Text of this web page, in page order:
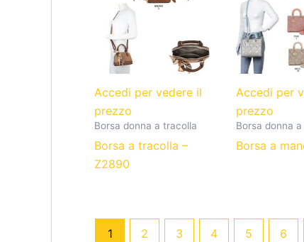
Accedi per vedere il
prezzo
Borsa donna a tracolla
Borsa a tracolla –
Z2890
Accedi per
prezzo
Borsa donna
Borsa a
1 2 3 4 5 6